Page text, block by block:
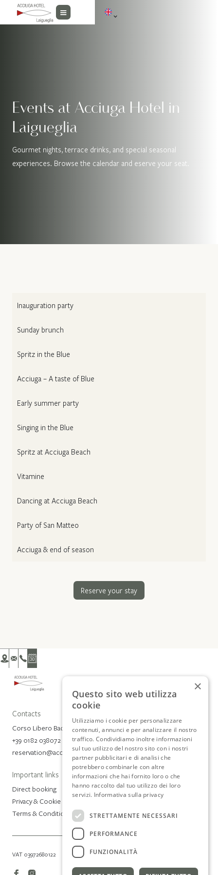
Events at Acciuga Hotel in
Laigueglia
Gourmet nights, terrace drinks, and special seasonal
experiences. Browse the calendar and eserve your seat.
Inauguration party
Sunday brunch
Spritz in the Blue
Acciuga – A taste of Blue
Early summer party
Singing in the Blue
Spritz at Acciuga Beach
Vitamine
Dancing at Acciuga Beach
Party of San Matteo
Acciuga & end of season
Reserve your stay
Contacts
Corso Libero Badarò 4, 17053 Laigueglia (SV)
+39 0182 038072
reservation@acciugahotel.com
Important links
Direct booking
Privacy & Cookie Policy
Terms & Conditions
VAT 03972680122
×
Questo sito web utilizza
cookie
Utilizziamo i cookie per personalizzare
contenuti, annunci e per analizzare il nostro
traffico. Condividiamo inoltre informazioni
sul tuo utilizzo del nostro sito con i nostri
partner pubblicitari e di analisi che
potrebbero combinarle con altre
informazioni che hai fornito loro o che
hanno raccolto dal tuo utilizzo dei loro
servizi. Informativa sulla privacy
STRETTAMENTE NECESSARI
PERFORMANCE
FUNZIONALITÀ